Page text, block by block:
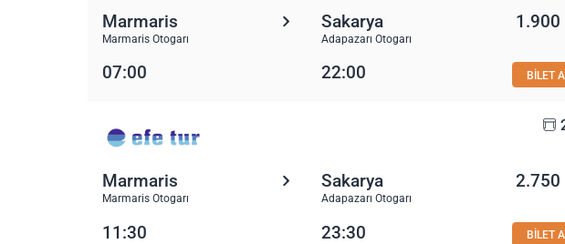
Marmaris
Marmaris Otogarı
Sakarya
Adapazarı Otogarı
1.900
07:00 22:00 BİLET
Marmaris
Marmaris Otogarı
Sakarya
Adapazarı Otogarı
2.750
11:30 23:30 BİLET